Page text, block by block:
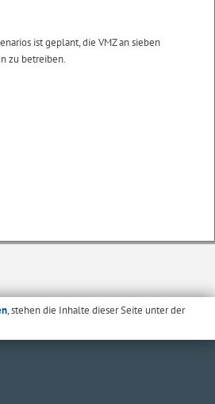
ist geplant, die VMZ an sieben
zu betreiben.
, stehen die Inhalte dieser Seite unter der